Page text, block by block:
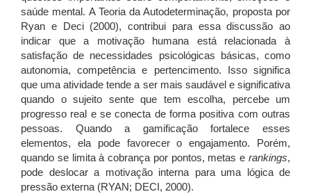
saúde mental. A Teoria da Autodeterminação, proposta por
Ryan e Deci (2000), contribui para essa discussão ao
indicar que a motivação humana está relacionada à
satisfação de necessidades psicológicas básicas, como
autonomia, competência e pertencimento. Isso significa
que uma atividade tende a ser mais saudável e significativa
quando o sujeito sente que tem escolha, percebe um
progresso real e se conecta de forma positiva com outras
pessoas. Quando a gamificação fortalece esses
elementos, ela pode favorecer o engajamento. Porém,
quando se limita à cobrança por pontos, metas e rankings,
pode deslocar a motivação interna para uma lógica de
pressão externa (RYAN; DECI, 2000).